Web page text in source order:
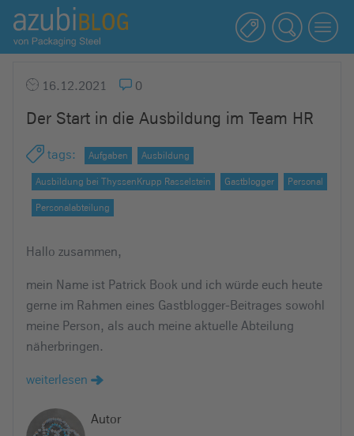
A
z
u
16.12.2021 0
Der Start in die Ausbildung im Team HR
tags: Aufgaben Ausbildung
Ausbildung bei ThyssenKrupp Rasselstein Gastblogger Personal
Personalabteilung
Hallo zusammen,
mein Name ist Patrick Book und ich würde euch heute
gerne im Rahmen eines Gastblogger-Beitrages sowohl
meine Person, als auch meine aktuelle Abteilung
näherbringen.
weiterlesen
Autor